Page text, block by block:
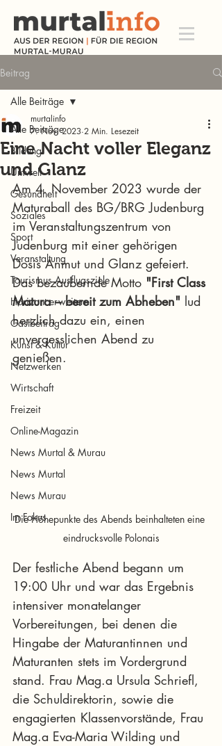
Beitrag
Alle Beiträge
Bildung
Umwelt
Gesundheit
Soziales
Sport
Veranstaltung
Tourismus Ausflugsziele
Horizont erweitern
Gastbeitrag
Kunst & Kultur
Netzwerken
Wirtschaft
Freizeit
Online-Magazin
News Murtal & Murau
News Murtal
News Murau
Im Fokus
Alle Beiträge
Eine Nacht voller Eleganz
und Glanz
murtalinfo
7. Nov. 2023 2 Min. Lesezeit
Am 4. November 2023 wurde der
Maturaball des BG/BRG Judenburg
im Veranstaltungszentrum von
Judenburg mit einer gehörigen
Dosis Anmut und Glanz gefeiert.
Das bezaubernde Motto "First Class
Matura – bereit zum Abheben" lud
herzlich dazu ein, einen
unvergesslichen Abend zu
genießen.
Die Höhepunkte des Abends beinhalteten eine
eindrucksvolle Polonais
Der festliche Abend begann um
19:00 Uhr und war das Ergebnis
intensiver monatelanger
Vorbereitungen, bei denen die
Hingabe der Maturantinnen und
Maturanten stets im Vordergrund
stand. Frau Mag.a Ursula Schriefl,
die Schuldirektorin, sowie die
engagierten Klassenvorstände, Frau
Mag.a Eva-Maria Wilding und